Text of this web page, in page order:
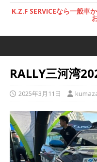
K.Z.F SERVICEなら一般車
RALLY三河湾
2025年3月11日